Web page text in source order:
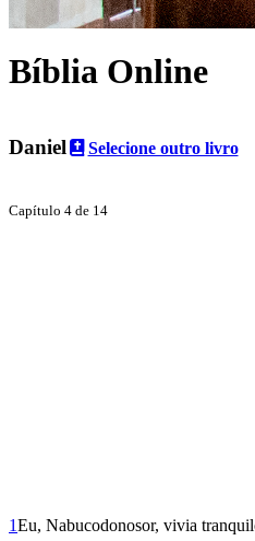
Bíblia Online
Daniel Selecione outro livro
Capítulo 4 de 14
1Eu, Nabucodonosor, vivia